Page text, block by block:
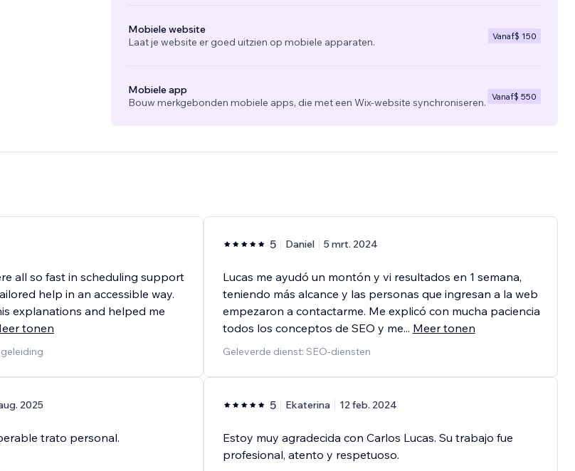
Mobiele website
Laat je website er goed uitzien op mobiele apparaten.
Vanaf$ 150
Mobiele app
Bouw merkgebonden mobiele apps, die met een Wix-website synchroniseren. Vanaf$ 550
all so fast in scheduling support
help in an accessible way.
explanations and helped me
tonen
2025
trato personal.
5 Daniel 5 mrt. 2024
Lucas me ayudó un montón y vi resultados en 1 semana,
teniendo más alcance y las personas que ingresan a la web
empezaron a contactarme. Me explicó con mucha paciencia
todos los conceptos de SEO y me... Meer tonen
Geleverde dienst: SEO-diensten
5 Ekaterina 12 feb. 2024
Estoy muy agradecida con Carlos Lucas. Su trabajo fue
profesional, atento y respetuoso.